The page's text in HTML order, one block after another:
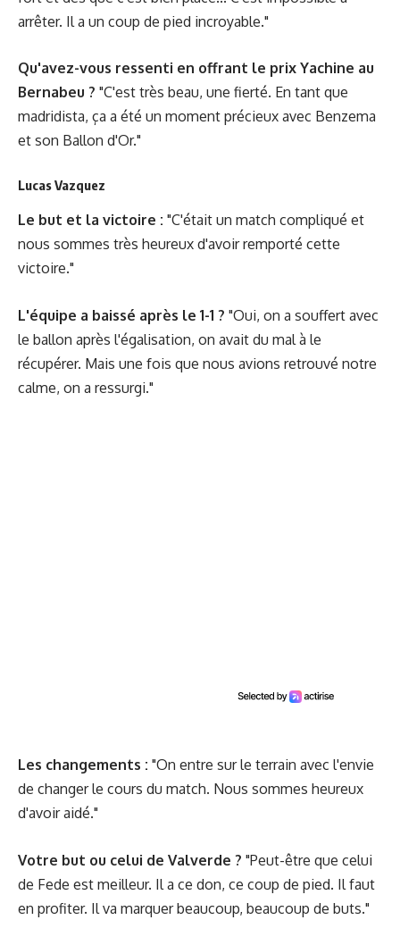
arrêter. Il a un coup de pied incroyable."
Qu'avez-vous ressenti en offrant le prix Yachine au
Bernabeu ? "C'est très beau, une fierté. En tant que
madridista, ça a été un moment précieux avec Benzema
et son Ballon d'Or."
Lucas Vazquez
Le but et la victoire : "C'était un match compliqué et
nous sommes très heureux d'avoir remporté cette
victoire."
L'équipe a baissé après le 1-1 ? "Oui, on a souffert avec
le ballon après l'égalisation, on avait du mal à le
récupérer. Mais une fois que nous avions retrouvé notre
calme, on a ressurgi."
Les changements : "On entre sur le terrain avec l'envie
de changer le cours du match. Nous sommes heureux
d'avoir aidé."
Votre but ou celui de Valverde ? "Peut-être que celui
de Fede est meilleur. Il a ce don, ce coup de pied. Il faut
en profiter. Il va marquer beaucoup, beaucoup de buts."